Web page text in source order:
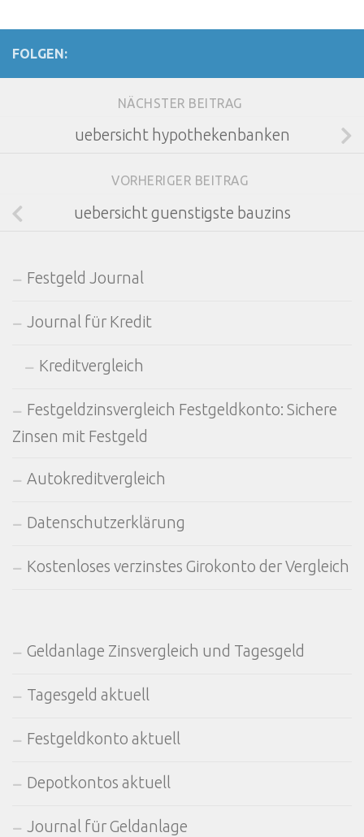
FOLGEN:
NÄCHSTER BEITRAG
uebersicht hypothekenbanken
VORHERIGER BEITRAG
uebersicht guenstigste bauzins
Festgeld Journal
Journal für Kredit
Kreditvergleich
Festgeldzinsvergleich Festgeldkonto: Sichere
Zinsen mit Festgeld
Autokreditvergleich
Datenschutzerklärung
Kostenloses verzinstes Girokonto der Vergleich
Geldanlage Zinsvergleich und Tagesgeld
Tagesgeld aktuell
Festgeldkonto aktuell
Depotkontos aktuell
Journal für Geldanlage